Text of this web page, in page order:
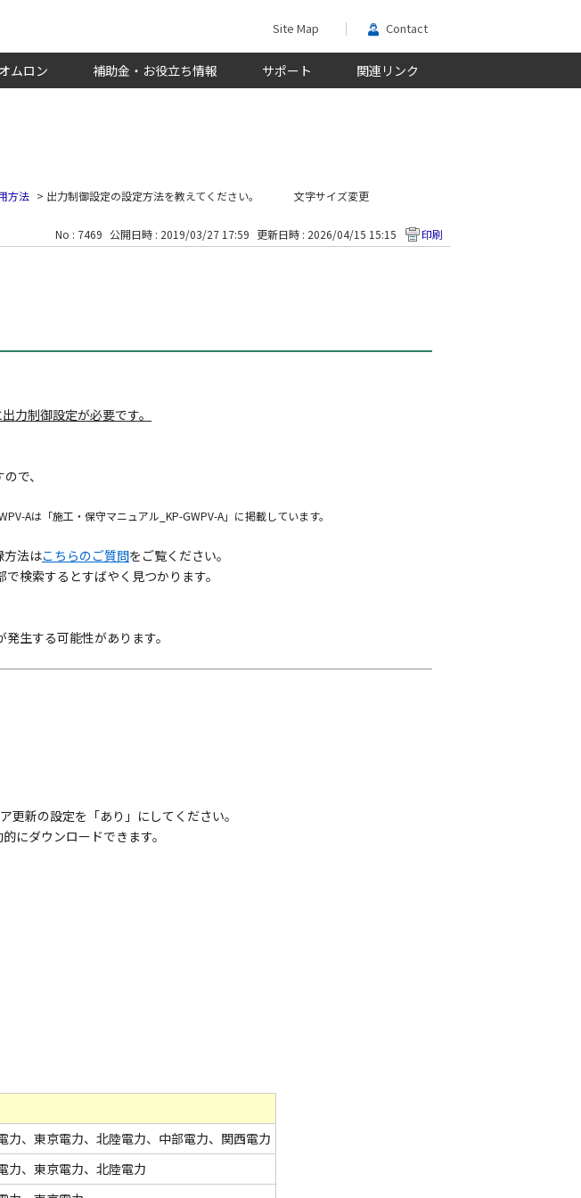
Site Map Contact
ムロン 補助金・お役立ち情報 サポート 関連リンク
文字サイズ変更
方法 > 出力制御設定の設定方法を教えてください。
No : 7469 公開日時 : 2019/03/27 17:59 更新日時 : 2026/04/15 15:15 印刷
力制御設定が必要です。
で、
Aは「施工・保守マニュアル_KP-GWPV-A」に掲載しています。
方法はこちらのご質問をご覧ください。
検索するとすばやく見つかります。
生する可能性があります。
新の設定を「あり」にしてください。
にダウンロードできます。
、東京電力、北陸電力、中部電力、関西電力
力、東京電力、北陸電力